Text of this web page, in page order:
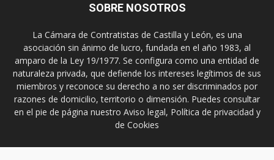
SOBRE NOSOTROS
La Cámara de Contratistas de Castilla y León, es una
asociación sin ánimo de lucro, fundada en el año 1983, al
amparo de la Ley 19/1977. Se configura como una entidad de
naturaleza privada, que defiende los intereses legítimos de sus
miembros y reconoce su derecho a no ser discriminados por
razones de domicilio, territorio o dimensión. Puedes consultar
en el pie de página nuestro Aviso legal, Política de privacidad y
de Cookies
Contáctanos:prensa@ccontratistascyl.es